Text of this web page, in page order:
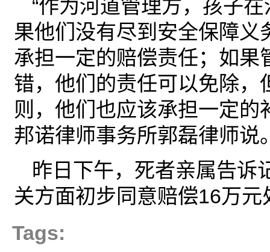
“作为河道管理方，孩子
果他们没有尽到安全保障义
承担一定的赔偿责任；如果
错，他们的责任可以免除，
则，他们也应该承担一定的
邦诺律师事务所郭磊律师说
昨日下午，死者亲属告诉
关方面初步同意赔偿16万元
Tags: